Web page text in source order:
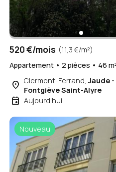
520 €/mois (11,3 €/m²)
Appartement • 2 pièces • 46
place Clermont-Ferrand,Jaude -
Fontgiève Saint-Alyre
event Aujourd'hui
Nouveau